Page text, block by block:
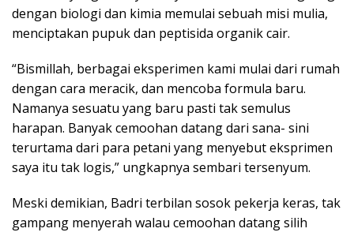
dengan biologi dan kimia memulai sebuah misi mulia,
menciptakan pupuk dan peptisida organik cair.
“Bismillah, berbagai eksperimen kami mulai dari rumah
dengan cara meracik, dan mencoba formula baru.
Namanya sesuatu yang baru pasti tak semulus
harapan. Banyak cemoohan datang dari sana- sini
terurtama dari para petani yang menyebut eksprimen
saya itu tak logis,” ungkapnya sembari tersenyum.
Meski demikian, Badri terbilan sosok pekerja keras, tak
gampang menyerah walau cemoohan datang silih